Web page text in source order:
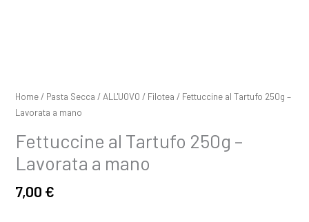
Home / Pasta Secca / ALL'UOVO / Filotea / Fettuccine al Tartufo 250g –
Lavorata a mano
Fettuccine al Tartufo 250g –
Lavorata a mano
7,00 €